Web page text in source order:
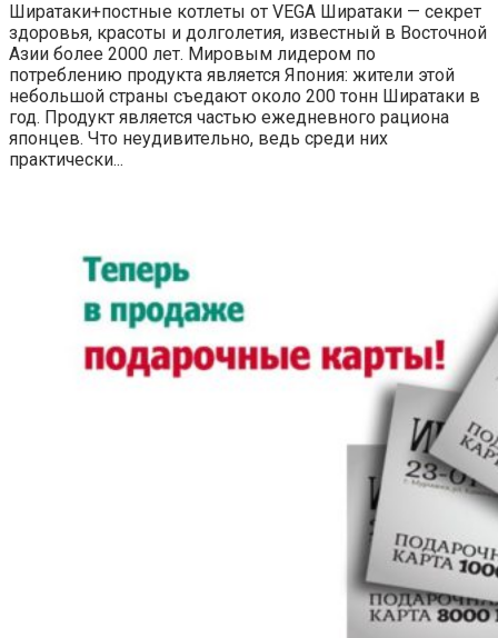
Ширатаки+постные котлеты от VEGA Ширатаки — секрет
здоровья, красоты и долголетия, известный в Восточной
Азии более 2000 лет. Мировым лидером по
потреблению продукта является Япония: жители этой
небольшой страны съедают около 200 тонн Ширатаки в
год. Продукт является частью ежедневного рациона
японцев. Что неудивительно, ведь среди них
практически...